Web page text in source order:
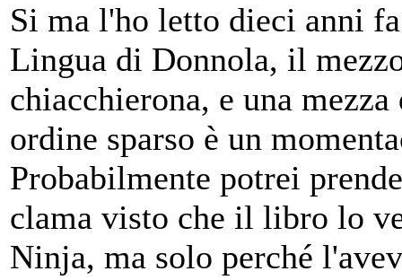
Si ma l'ho letto dieci anni
Lingua di Donnola, il
chiacchierona, e una
ordine sparso è un
Probabilmente potrei
clama visto che il libro lo
Ninja, ma solo perché